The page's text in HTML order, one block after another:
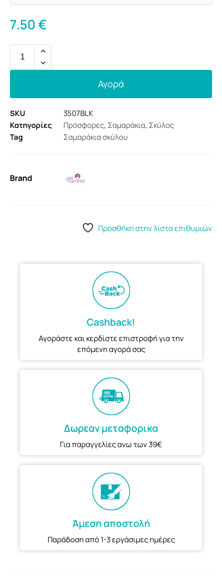
7.50€
Αγορά
SKU
3507BLK
Κατηγορίες
Πρόσφορες, Σαμαράκια, Σκύλος
Tag
Σαμαράκια σκύλου
Brand
Πρόσθήκη στην λίστα επιθυμιών
Cashback!
Αγοράστε και κερδίστε επιστροφή για την
επόμενη αγορά σας
Δωρεαν μεταφορικα
Για παραγγελίες ανω των 39€
Άμεση αποστολή
Παράδοση από 1-3 εργάσιμες ημέρες